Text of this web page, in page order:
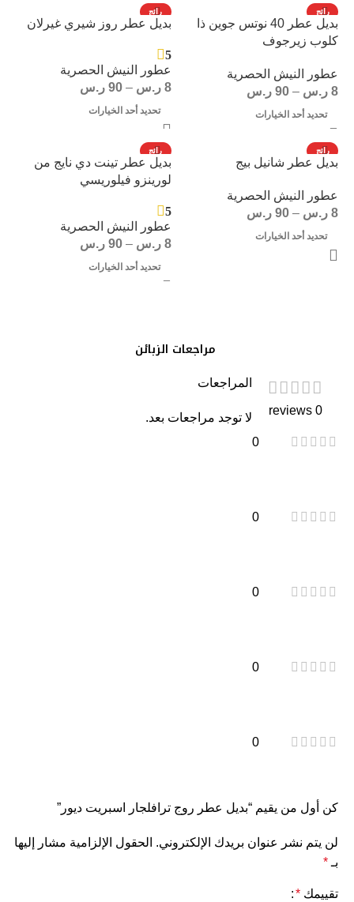
رائج
بديل عطر 40 نوتس جوين ذا
كلوب زيرجوف
عطور النيش الحصرية
8 ر.س –
90 ر.س
تحديد أحد الخيارات
رائج
بديل عطر روز شيري غيرلان
5
عطور النيش الحصرية
8 ر.س –
90 ر.س
تحديد أحد الخيارات
رائج
بديل عطر شانيل بيج
عطور النيش الحصرية
8 ر.س –
90 ر.س
تحديد أحد الخيارات
رائج
بديل عطر تينت دي نايج من
لورينزو فيلوريسي
5
عطور النيش الحصرية
8 ر.س –
90 ر.س
تحديد أحد الخيارات
مراجعات الزبائن
0 reviews
0
0
0
0
0
المراجعات
لا توجد مراجعات بعد.
كن أول من يقيم “بديل عطر روج ترافلجار اسبريت ديور”
لن يتم نشر عنوان بريدك الإلكتروني. الحقول الإلزامية مشار إليها
بـ*
تقييمك *